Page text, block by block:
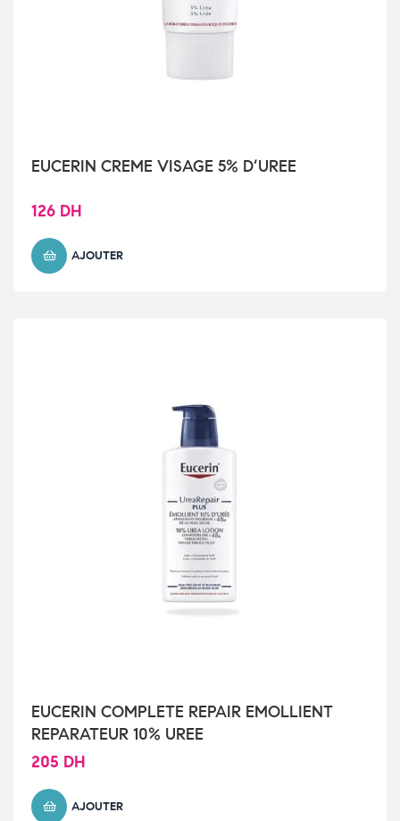
EUCERIN CREME VISAGE 5% D’UREE
126 DH
AJOUTER
EUCERIN COMPLETE REPAIR EMOLLIENT
REPARATEUR 10% UREE
205 DH
AJOUTER